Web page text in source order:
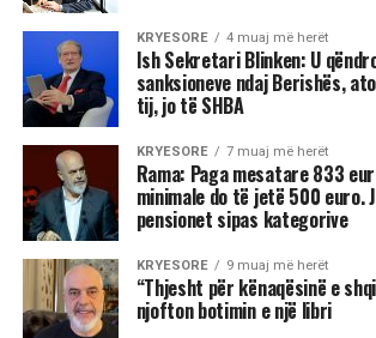
KRYESORE 4 muaj më herët
Ish Sekretari Blinken: U
sanksioneve ndaj Berishës,
tij, jo të SHBA
KRYESORE 7 muaj më herët
Rama: Paga mesatare 833
minimale do të jetë 500 euro.
pensionet sipas kategorive
KRYESORE 9 muaj më herët
“Thjesht për kënaqësinë e
njofton botimin e një libri